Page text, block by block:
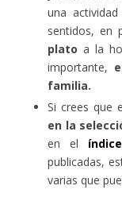
una
sentidos, en
plato a la
importante,
familia.
Si crees que
en la
en el
publicadas,
varias que